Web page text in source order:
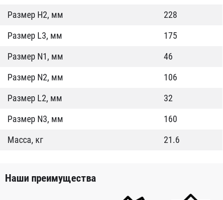
Размер Н2, мм
228
Размер L3, мм
175
Размер N1, мм
46
Размер N2, мм
106
Размер L2, мм
32
Размер N3, мм
160
Масса, кг
21.6
Наши преимущества